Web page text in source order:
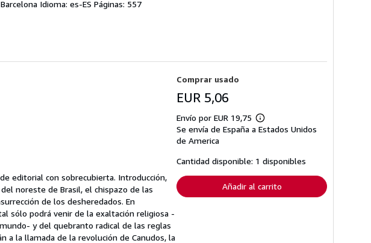
Idioma: es-ES Páginas: 557
editorial con sobrecubierta. Introducción,
noreste de Brasil, el chispazo de las
de los desheredados. En
sólo podrá venir de la exaltación religiosa -
y del quebranto radical de las reglas
a la llamada de la revolución de Canudos, la
Comprar usado
EUR 5,06
Envío por EUR 19,75
Más
información
tarifas
de
envío
Se envía de España a Estados Unidos
de America
Cantidad disponible: 1 disponibles
Añadir al carrito